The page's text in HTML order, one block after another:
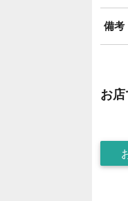
備考
お